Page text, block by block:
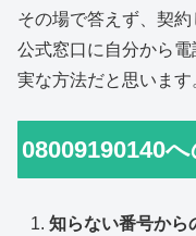
その場で答えず、契
公式窓口に自分から
実な方法だと思います
08009190140
知らない番号から